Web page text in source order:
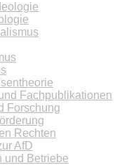
Fachpublikationen
Forschung
Rechten
AfD
und Betriebe